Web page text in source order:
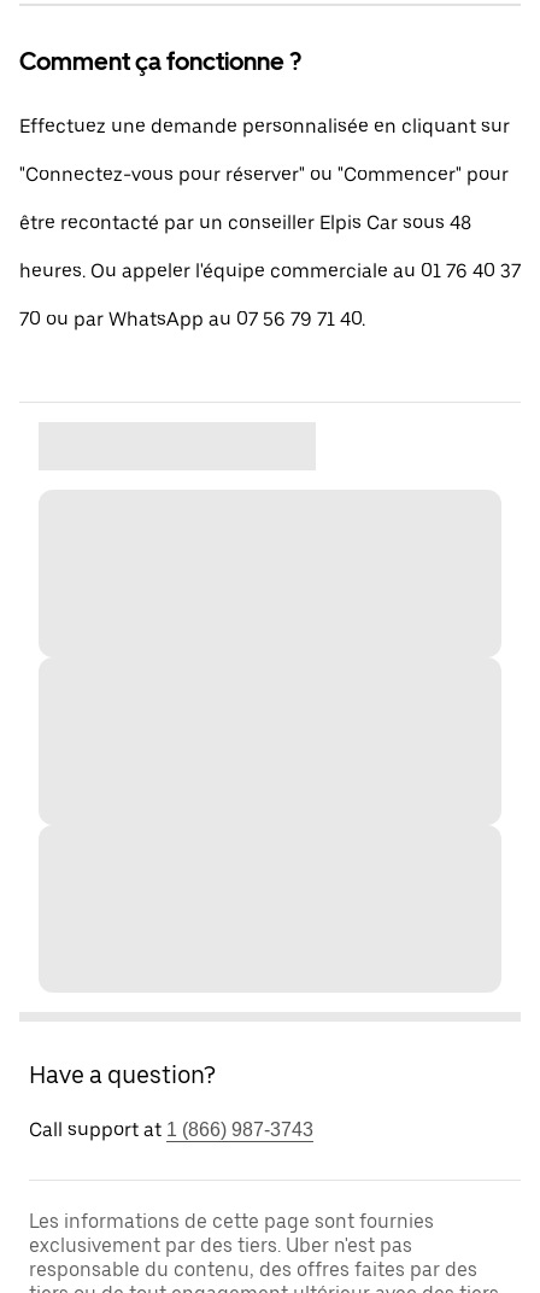
Comment ça fonctionne ?
Effectuez une demande personnalisée en cliquant sur
"Connectez-vous pour réserver" ou "Commencer" pour
être recontacté par un conseiller Elpis Car sous 48
heures. Ou appeler l'équipe commerciale au 01 76 40 37
70 ou par WhatsApp au 07 56 79 71 40.
Have a question?
Call support at 1 (866) 987-3743
Les informations de cette page sont fournies
exclusivement par des tiers. Uber n'est pas
responsable du contenu, des offres faites par des